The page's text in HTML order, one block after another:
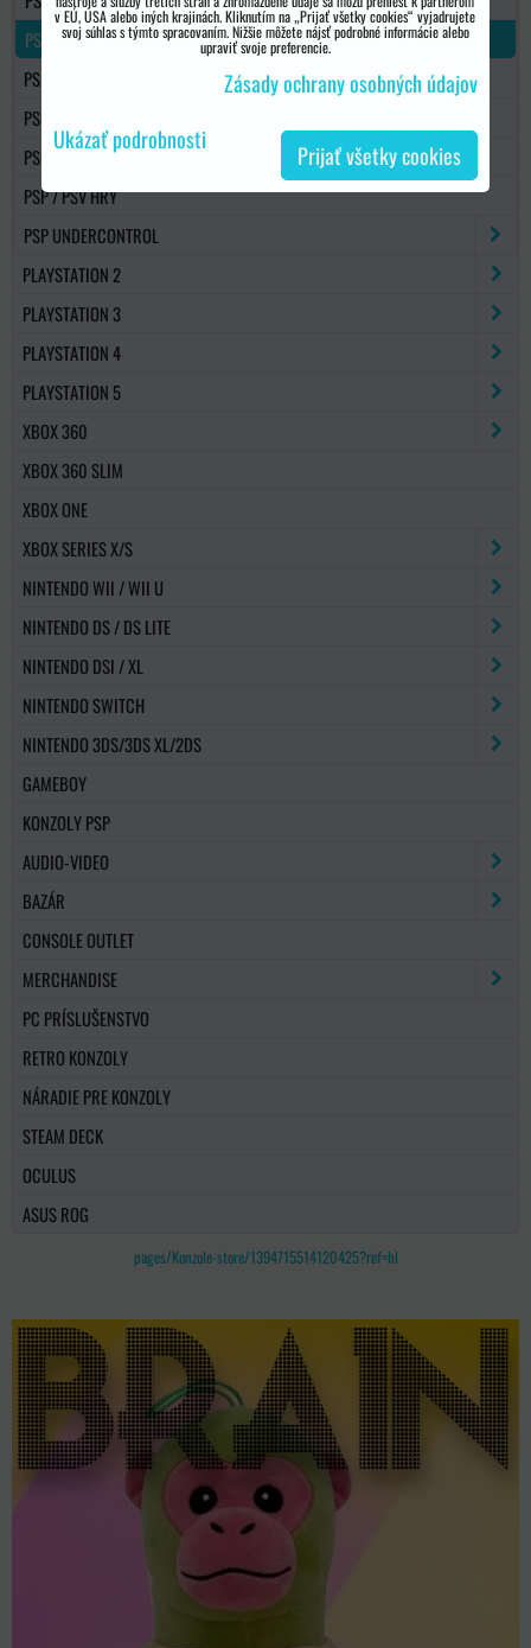
PS VITA
PS VITA
PSP PAMÄŤOVÉ KARTY
PSP KONZOLY
PSP / PSV HRY
PSP UNDERCONTROL
PLAYSTATION 2
PLAYSTATION 3
PLAYSTATION 4
PLAYSTATION 5
XBOX 360
XBOX 360 SLIM
XBOX ONE
XBOX SERIES X/S
NINTENDO WII / WII U
NINTENDO DS / DS LITE
NINTENDO DSI / XL
NINTENDO SWITCH
NINTENDO 3DS/3DS XL/2DS
GAMEBOY
KONZOLY PSP
AUDIO-VIDEO
BAZÁR
CONSOLE OUTLET
MERCHANDISE
PC PRÍSLUŠENSTVO
RETRO KONZOLY
NÁRADIE PRE KONZOLY
STEAM DECK
OCULUS
ASUS ROG
pages/Konzole-store/1394715514120425?ref=hl
v EÚ, USA alebo iných krajinách. Kliknutím na „Prijať všetky cookies“ vyjadrujete
svoj súhlas s týmto spracovaním. Nižšie môžete nájsť podrobné informácie alebo
upraviť svoje preferencie.
Zásady ochrany osobných údajov
Ukázať podrobnosti
Prijať všetky cookies